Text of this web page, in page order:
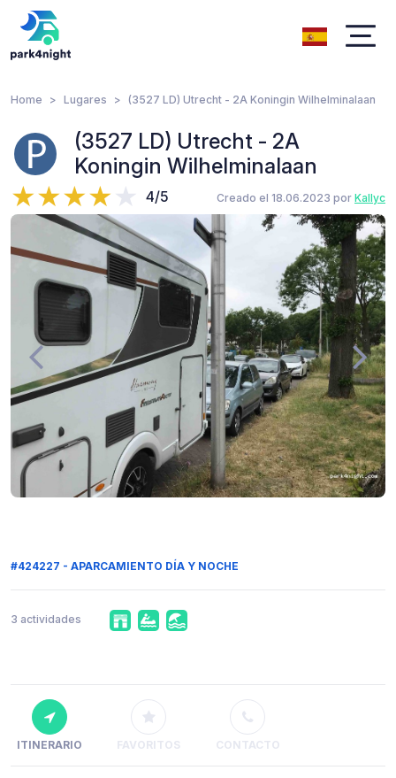
Home Lugares (3527 LD) Utrecht - 2A Koningin Wilhelminalaan
(3527 LD) Utrecht - 2A
Koningin Wilhelminalaan
4/5 Creado el 18.06.2023 por Kallyc
#424227 - APARCAMIENTO DÍA Y NOCHE
3 actividades
ITINERARIO FAVORITOS CONTACTO